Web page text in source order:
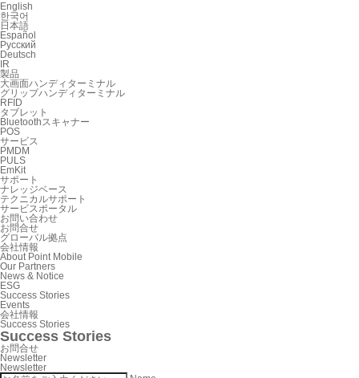
English
한국어
日本語
Español
Русский
Deutsch
IR
製品
大画面ハンディターミナル
グリップハンディターミナル
RFID
タブレット
Bluetoothスキャナー
POS
サービス
PMDM
PULS
EmKit
サポート
ナレッジベース
テクニカルサポート
サービスポータル
お問い合わせ
お問合せ
グローバル拠点
会社情報
About Point Mobile
Our Partners
News & Notice
ESG
Success Stories
Events
会社情報
Success Stories
Success Stories
お問合せ
Newsletter
Newsletter